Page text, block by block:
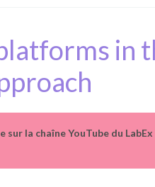
in
la chaîne YouTube du LabEx